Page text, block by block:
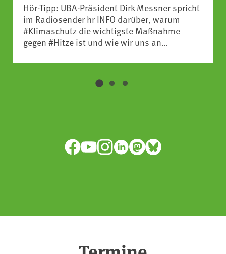
Hör-Tipp: UBA-Präsident Dirk Messner spricht
im Radiosender hr INFO darüber, warum
#Klimaschutz die wichtigste Maßnahme
gegen #Hitze ist und wie wir uns an
https://www.ardsounds.de/episode/